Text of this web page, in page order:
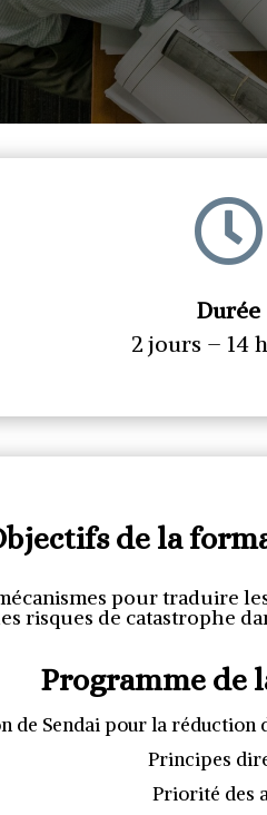

Durée
2 jours – 14
de la
pour traduire
risques de catastrophe
Programme de
de Sendai pour la
Principes
Priorité des